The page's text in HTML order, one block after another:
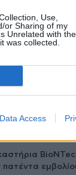
Use,
or Sharing of my
Unrelated with the
was collected.
Data Access
2026
2026
Ντυνάν: Με
2026
πατέντα